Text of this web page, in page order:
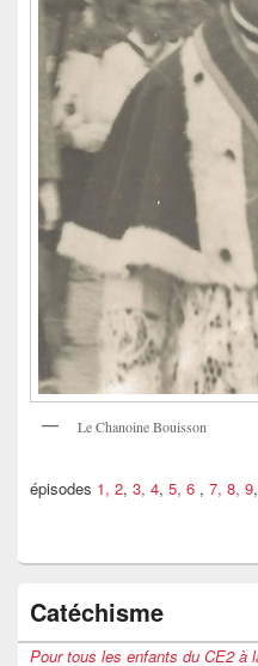
Le Chanoine Bouisson
épisodes 1, 2, 3, 4, 5, 6 , 7, 8, 9,
Catéchisme
Pour tous les enfants du CE2 à